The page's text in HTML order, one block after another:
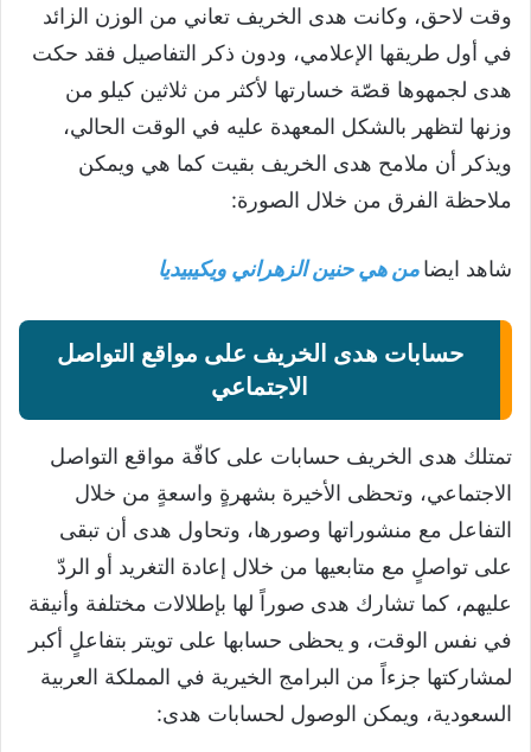
وقت لاحق، وكانت هدى الخريف تعاني من الوزن الزائد
في أول طريقها الإعلامي، ودون ذكر التفاصيل فقد حكت
هدى لجمهوها قصّة خسارتها لأكثر من ثلاثين كيلو من
وزنها لتظهر بالشكل المعهدة عليه في الوقت الحالي،
ويذكر أن ملامح هدى الخريف بقيت كما هي ويمكن
ملاحظة الفرق من خلال الصورة:
شاهد ايضامن هي حنين الزهراني ويكيبيديا
حسابات هدى الخريف على مواقع التواصل
الاجتماعي
تمتلك هدى الخريف حسابات على كافّة مواقع التواصل
الاجتماعي، وتحظى الأخيرة بشهرةٍ واسعةٍ من خلال
التفاعل مع منشوراتها وصورها، وتحاول هدى أن تبقى
على تواصلٍ مع متابعيها من خلال إعادة التغريد أو الردّ
عليهم، كما تشارك هدى صوراً لها بإطلالات مختلفة وأنيقة
في نفس الوقت، و يحظى حسابها على تويتر بتفاعلٍ أكبر
لمشاركتها جزءاً من البرامج الخيرية في المملكة العربية
السعودية، ويمكن الوصول لحسابات هدى: